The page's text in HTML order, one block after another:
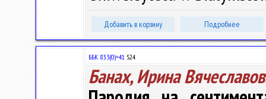
Добавить в корзину Подробнее
ББК 83.3(0)=41 S24
Банах, Ирина